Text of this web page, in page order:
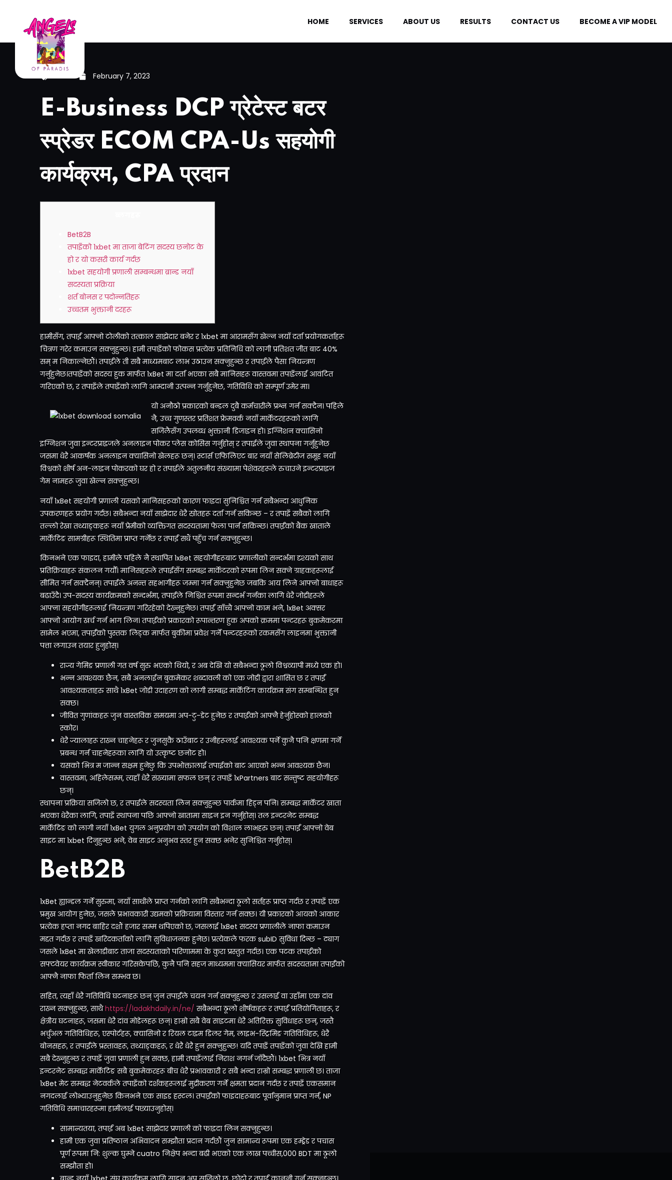
HOME SERVICES ABOUT US RESULTS CONTACT US BECOME A VIP MODEL
News February 7, 2023
E-Business DCP ग्रेटेस्ट बटर
स्प्रेडर ECOM CPA-Us सहयोगी
कार्यक्रम, CPA प्रदान
BetB2B
तपाइँको 1xbet मा ताजा बेटिंग सदस्य छनोट के
हो र यो कसरी कार्य गर्दछ
1xbet सहयोगी प्रणाली सम्बन्धमा ब्रान्ड नयाँ
सदस्यता प्रक्रिया
शर्त बोनस र पदोन्नतिहरू
उच्चतम भुक्तानी दरहरू
हामीसँग, तपाईं आफ्नो टोलीको तत्काल साझेदार बनेर र 1xbet मा आरामसँग खेल्न नयाँ दर्ता प्रयोगकर्ताहरू
चित्रण गरेर कमाउन सक्नुहुन्छ। हामी तपाइँको फोकस प्रत्येक प्रतिनिधि को लागी प्रतिशत जीत बाट 40%
सम्म निकाल्नेछौं। तपाईंले ती सबै माध्यमबाट लाभ उठाउन सक्नुहुन्छ र तपाईंले पैसा नियन्त्रण
गर्नुहुनेछ।तपाइँको सदस्य हुक मार्फत 1xBet मा दर्ता भएका सबै मानिसहरू वास्तवमा तपाइँलाई आवंटित
गरिएको छ, र तपाइँले तपाइँको लागि आम्दानी उत्पन्न गर्नुहुनेछ, गतिविधि को सम्पूर्ण उमेर मा।
यो अनौठो प्रकारको बन्डल दुबै कर्मचारीले प्रश्न गर्न सक्दैन। पहिले
नै, उच्च गुणस्तर प्रतिशत फ्रेमवर्क नयाँ मार्केटरहरूको लागि
सजिलैसँग उपलब्ध भुक्तानी डिजाइन हो। इग्निशन क्यासिनो
इग्निशन जुवा इन्टरप्राइजले अनलाइन पोकर प्लेस कोसिस गर्नुहोस् र तपाईले जुवा स्थापना गर्नुहुनेछ
जसमा धेरै आकर्षक अनलाइन क्यासिनो खेलहरू छन्। स्टार्स एफिलिएट बार नयाँ सेलिब्रेटीज समूह नयाँ
विश्वको शीर्ष अन-लाइन पोकरको घर हो र तपाईले अतुलनीय संख्यामा पेशेवरहरूले रुचाउने इन्टरप्राइज
गेम नामहरू जुवा खेल्न सक्नुहुन्छ।
नयाँ 1xBet सहयोगी प्रणाली यसको मानिसहरूको कारण फाइदा सुनिश्चित गर्न सबैभन्दा आधुनिक
उपकरणहरू प्रयोग गर्दछ। सबैभन्दा नयाँ साझेदार धेरै स्रोतहरू दर्ता गर्न सकिन्छ – र तपाइँ सबैको लागि
तल्लो रेखा तथ्याङ्कहरू नयाँ प्रेमीको व्यक्तिगत सदस्यतामा फेला पार्न सकिन्छ। तपाईंको बैंक खाताले
मार्केटिङ सामग्रीहरू स्थितिमा प्राप्त गर्नेछ र तपाईं सधैं पहुँच गर्न सक्नुहुन्छ।
किनभने एक फाइदा, हामीले पहिले नै स्थापित 1xBet सहयोगीहरूबाट प्रणालीको सन्दर्भमा दृश्यको साथ
प्रतिक्रियाहरू संकलन गर्यौं। मानिसहरूले तपाईसँग सम्बद्ध मार्केटरको रूपमा लिन सक्ने ग्राहकहरूलाई
सीमित गर्न सक्दैनन्। तपाईले अनन्त सहभागीहरू जम्मा गर्न सक्नुहुनेछ जबकि आय लिने आफ्नो बाधाहरू
बढाउँदै। उप-सदस्य कार्यक्रमको सन्दर्भमा, तपाईंले निश्चित रूपमा सन्दर्भ गर्नका लागि धेरै जोडीहरूले
आफ्ना सहयोगीहरूलाई नियन्त्रण गरिरहेको देख्नुहुनेछ। तपाईं साँच्चै आफ्नो काम भने, 1xBet अक्सर
आफ्नो आयोग खर्च गर्न भाग लिन। तपाईंको प्रकारको रूपान्तरण हुक अपको क्रममा पन्टरहरू बुकमेकरमा
सामेल भएमा, तपाईंको पुस्तक लिङ्क मार्फत बुकीमा प्रवेश गर्ने पन्टरहरूको रकमसँग लाइनमा भुक्तानी
पत्ता लगाउन तयार हुनुहोस्।
राज्य गेमिङ प्रणाली गत वर्ष सुरु भएको थियो, र अब देखि यो सबैभन्दा ठूलो विश्वव्यापी मध्ये एक हो।
भन्न आवश्यक छैन, सबै अनलाईन बुकमेकर शब्दावली को एक जोडी द्वारा शासित छ र तपाईं
आवश्यकताहरु साथै 1xBet जोडी उदाहरण को लागी सम्बद्ध मार्केटिंग कार्यक्रम संग सम्बन्धित हुन
सक्छ।
जीवित गुणांकहरू जुन वास्तविक समयमा अप-टु-डेट हुनेछ र तपाईंको आफ्नै हेर्नुहोस्को हालको
स्कोर।
धेरै ज्यालाहरू राख्न चाहनेहरू र जुनसुकै ठाउँबाट र उनीहरूलाई आवश्यक पर्ने कुनै पनि क्षणमा गर्ने
प्रबन्ध गर्न चाहनेहरूका लागि यो उत्कृष्ट छनोट हो।
यसको भित्र म जान्न सक्षम हुनेछु कि उपभोक्तालाई तपाईको बाट आएको भन्न आवश्यक छैन।
वास्तवमा, अहिलेसम्म, त्यहाँ धेरै संख्यामा सफल छन् र तपाइँ 1xPartners बाट सन्तुष्ट सहयोगीहरू
छन्।
स्थापना प्रक्रिया सजिलो छ, र तपाईले सदस्यता लिन सक्नुहुन्छ पार्कमा हिड्न पनि। सम्बद्ध मार्केटर खाता
भएका धेरैका लागि, तपाइँ स्थापना पछि आफ्नो खातामा साइन इन गर्नुहोस्। तल इन्टरनेट सम्बद्ध
मार्केटिङ को लागी नयाँ 1xBet युगल अनुप्रयोग को उपयोग को विशाल लाभहरु छन्। तपाईं आफ्नो वेब
साइट मा 1xbet दिनुहुन्छ भने, वेब साइट अनुभव स्तर हुन सक्छ भनेर सुनिश्चित गर्नुहोस्।
BetB2B
1xBet ह्यान्डल गर्ने सुरुमा, नयाँ साथीले प्राप्त गर्नको लागि सबैभन्दा ठूलो सर्तहरू प्राप्त गर्दछ र तपाइँ एक
प्रमुख आयोग हुनेछ, जसले प्रभावकारी उद्यमको प्रक्रियामा विस्तार गर्न सक्छ। यी प्रकारको आयको आकार
प्रत्येक हप्ता नगद बाहिर दशौं हजार सम्म थपिएको छ, जसलाई 1xBet सदस्य प्रणालीले नाफा कमाउन
मद्दत गर्दछ र तपाइँ खरिदकर्ताको लागि सुविधाजनक हुनेछ। प्रत्येकले फरक subID सुविधा दिन्छ – ट्याग
जसले 1xBet मा खेलाडीबाट ताजा सदस्यताको परिणाममा के कुरा प्रस्तुत गर्दछ। एक पटक तपाईंको
सफ्टवेयर कार्यक्रम स्वीकार गरिसकेपछि, कुनै पनि सहज माध्यममा क्यासियर मार्फत सदस्यतामा तपाईंको
आफ्नै नाफा फिर्ता लिन सम्भव छ।
सहित, त्यहाँ धेरै गतिविधि घटनाहरू छन् जुन तपाईंले चयन गर्न सक्नुहुन्छ र उसलाई वा उहाँमा एक दांव
राख्न सक्नुहुन्छ, साथैhttps://ladakhdaily.in/ne/ सबैभन्दा ठूलो शीर्षकहरू र तपाईं प्रतियोगिताहरू, र
क्षेत्रीय घटनाहरू, जसमा धेरै दांव मोडेलहरू छन्। हाम्रो सबै वेब साइटमा धेरै अतिरिक्त सुविधाहरू छन्, जस्तै
भर्चुअल गतिविधिहरू, एस्पोर्टहरू, क्यासिनो र रियल टाइम डिलर गेम, लाइभ-स्ट्रिमिङ गतिविधिहरू, धेरै
बोनसहरू, र तपाईंले प्रस्तावहरू, तथ्याङ्कहरू, र धेरै धेरै हुन सक्नुहुन्छ! यदि तपाइँ तपाइँको जुवा देखि हामी
सबै देख्नुहुन्छ र तपाइँ जुवा प्रणाली हुन सक्छ, हामी तपाइँलाई निराश नगर्न जाँदैछौं। 1xbet भित्र नयाँ
इन्टरनेट सम्बद्ध मार्केटिङ सबै बुकमेकरहरू बीच धेरै प्रभावकारी र सबै भन्दा राम्रो सम्बद्ध प्रणाली छ। ताजा
1xBet मेट सम्बद्ध नेटवर्कले तपाइँको दर्शकहरूलाई मुद्रीकरण गर्ने क्षमता प्रदान गर्दछ र तपाइँ एकसमान
नगदलाई लोभ्याउनुहुनेछ किनभने एक साइड हस्टल। तपाईंको फाइदाहरूबाट पूर्वानुमान प्राप्त गर्न, NP
गतिविधि समाचारहरूमा हामीलाई पछ्याउनुहोस्।
सामान्यतया, तपाईं अब 1xBet साझेदार प्रणाली को फाइदा लिन सक्नुहुन्छ।
हामी एक जुवा प्रतिष्ठान अभिवादन सम्झौता प्रदान गर्दछौं जुन सामान्य रूपमा एक हम्ड्रेड र पचास
पूर्ण रूपमा नि: शुल्क घुम्ने cuatro निक्षेप भन्दा बढी भएको एक लाख पच्चीस,000 BDT मा ठूलो
सम्झौता हो।